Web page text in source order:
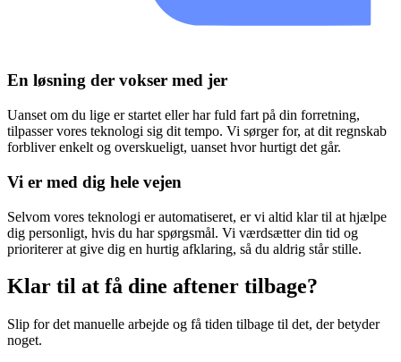
En løsning der vokser med jer
Uanset om du lige er startet eller har fuld fart på din forretning,
tilpasser vores teknologi sig dit tempo. Vi sørger for, at dit regnskab
forbliver enkelt og overskueligt, uanset hvor hurtigt det går.
Vi er med dig hele vejen
Selvom vores teknologi er automatiseret, er vi altid klar til at hjælpe
dig personligt, hvis du har spørgsmål. Vi værdsætter din tid og
prioriterer at give dig en hurtig afklaring, så du aldrig står stille.
Klar til at få dine aftener tilbage?
Slip for det manuelle arbejde og få tiden tilbage til det, der betyder
noget.